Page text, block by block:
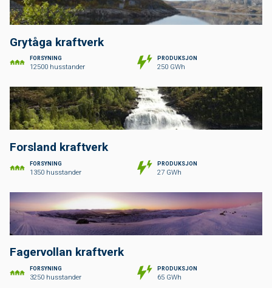
Grytåga kraftverk
FORSYNING
12500 husstander
PRODUKSJON
250 GWh
Forsland kraftverk
FORSYNING
1350 husstander
PRODUKSJON
27 GWh
Fagervollan kraftverk
FORSYNING
3250 husstander
PRODUKSJON
65 GWh